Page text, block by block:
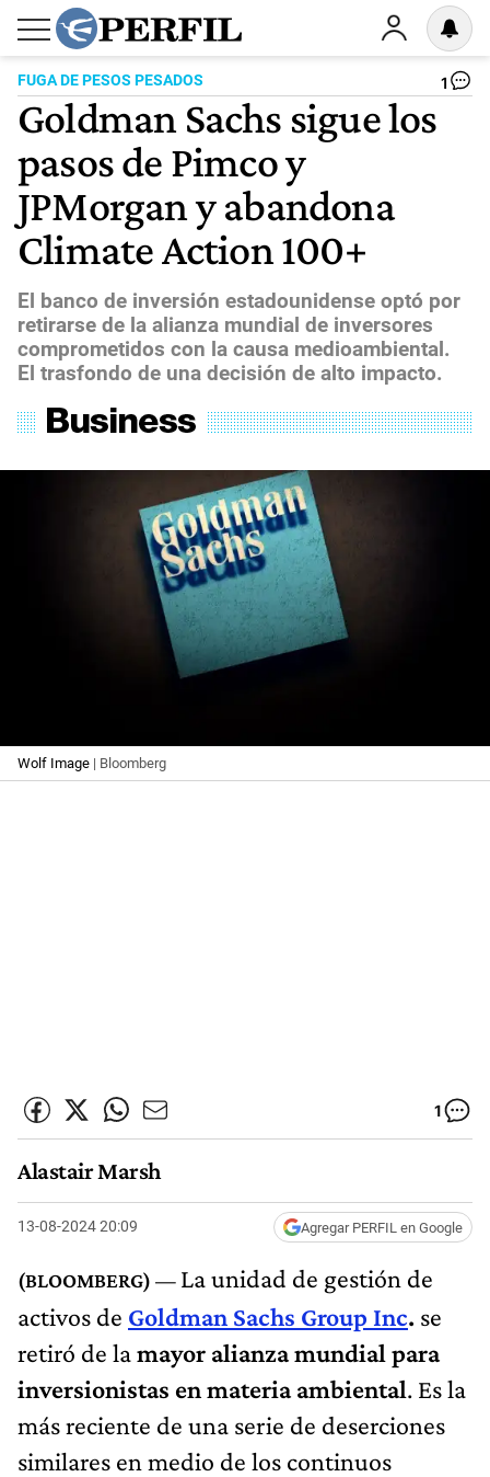
FUGA DE PESOS PESADOS 1
Goldman Sachs sigue los
pasos de Pimco y
JPMorgan y abandona
Climate Action 100+
El banco de inversión estadounidense optó por
retirarse de la alianza mundial de inversores
comprometidos con la causa medioambiental.
El trasfondo de una decisión de alto impacto.
Wolf Image | Bloomberg
1
Alastair Marsh
13-08-2024 20:09 Agregar PERFIL en Google
La unidad de gestión de
activos de Goldman Sachs Group Inc. se
retiró de lamayor alianza mundial para
inversionistas en materia ambiental. Es la
más reciente de una serie de deserciones
similares en medio de los continuos